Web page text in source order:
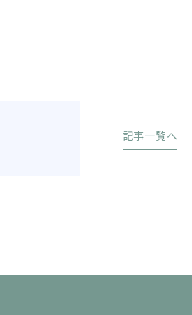
記事一覧へ